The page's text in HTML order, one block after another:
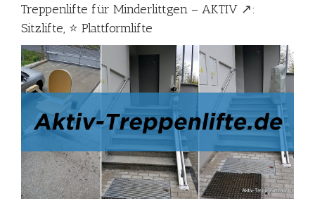
Treppenlifte für Minderlittgen – AKTIV ↗️:
Sitzlifte, ⭐ Plattformlifte